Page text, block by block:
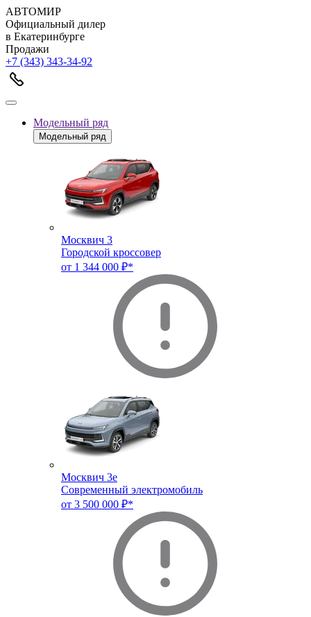
АВТОМИР
Официальный дилер
в Екатеринбурге
Продажи
+7 (343) 343-34-92
Модельный ряд
Модельный ряд
Москвич 3
Городской кроссовер
от 1 344 000 ₽*
Москвич 3e
Современный электромобиль
от 3 500 000 ₽*